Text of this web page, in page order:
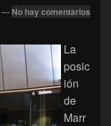
— No hay comentarios
La
posic
ión
de
Marr